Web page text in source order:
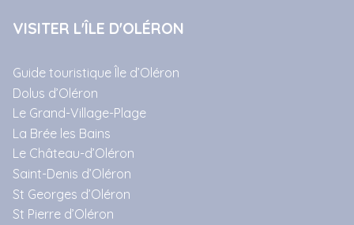
VISITER L'ÎLE D'OLÉRON
Guide touristique Île d’Oléron
Dolus d’Oléron
Le Grand-Village-Plage
La Brée les Bains
Le Château-d’Oléron
Saint-Denis d’Oléron
St Georges d’Oléron
St Pierre d’Oléron